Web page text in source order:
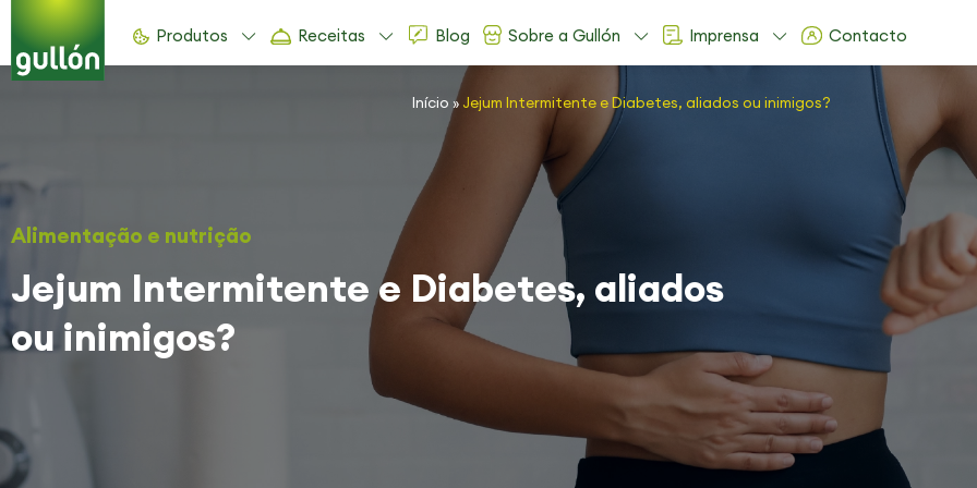
Produtos Receitas Blog Sobre a Gullón Imprensa Contacto
Início » Jejum Intermitente e Diabetes, aliados ou inimigos?
Alimentação e nutrição
Jejum Intermitente e Diabetes, aliados
ou inimigos?